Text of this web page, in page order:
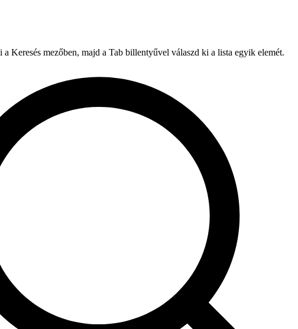
a Keresés mezőben, majd a Tab billentyűvel válaszd ki a lista egyik elemét.